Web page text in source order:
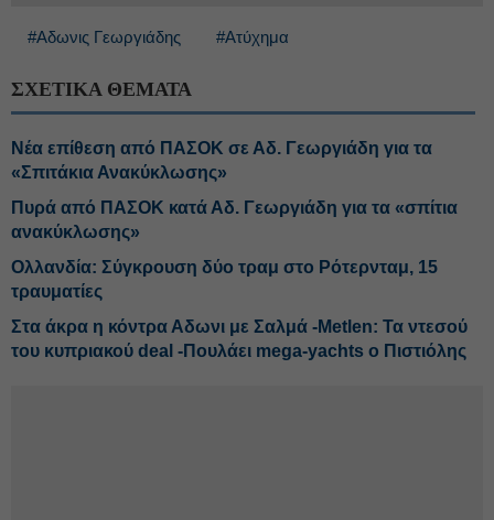
#Αδωνις Γεωργιάδης #Ατύχημα
ΣΧΕΤΙΚΑ ΘΕΜΑΤΑ
Νέα επίθεση από ΠΑΣΟΚ σε Αδ. Γεωργιάδη για τα
«Σπιτάκια Ανακύκλωσης»
Πυρά από ΠΑΣΟΚ κατά Αδ. Γεωργιάδη για τα «σπίτια
ανακύκλωσης»
Ολλανδία: Σύγκρουση δύο τραμ στο Ρότερνταμ, 15
τραυματίες
Στα άκρα η κόντρα Αδωνι με Σαλμά -Metlen: Τα ντεσού
του κυπριακού deal -Πουλάει mega-yachts ο Πιστιόλης